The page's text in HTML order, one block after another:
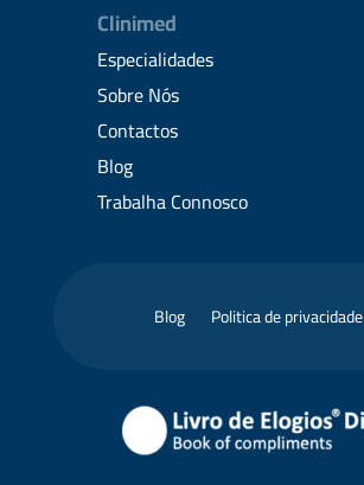
Clinimed
Especialidades
Sobre Nós
Contactos
Blog
Trabalha Connosco
Blog Politica de privacidade